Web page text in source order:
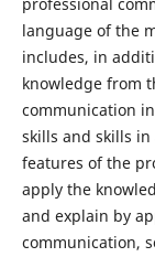
language of the
includes, in
knowledge from
communication
skills and skills
features of the
apply the
and explain by
communication,